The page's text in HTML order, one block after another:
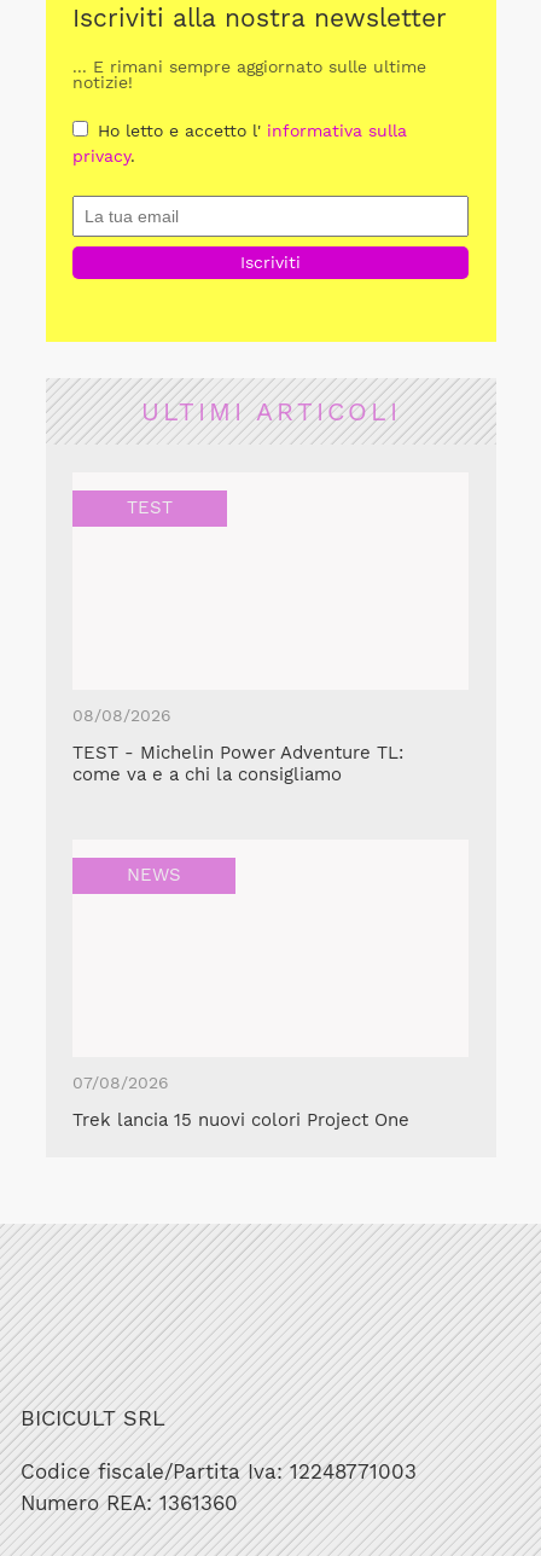
Iscriviti alla nostra newsletter
... E rimani sempre aggiornato sulle ultime
notizie!
Ho letto e accetto l' informativa sulla
privacy.
ULTIMI ARTICOLI
TEST
08/08/2026
TEST - Michelin Power Adventure TL:
come va e a chi la consigliamo
NEWS
07/08/2026
Trek lancia 15 nuovi colori Project One
BICICULT SRL
Codice fiscale/Partita Iva: 12248771003
Numero REA: 1361360